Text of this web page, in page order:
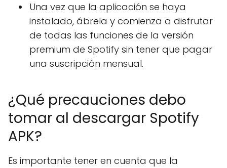
Una vez que la aplicación se haya
instalado, ábrela y comienza a disfrutar
de todas las funciones de la versión
premium de Spotify sin tener que pagar
una suscripción mensual.
¿Qué precauciones debo
tomar al descargar Spotify
APK?
Es importante tener en cuenta que la